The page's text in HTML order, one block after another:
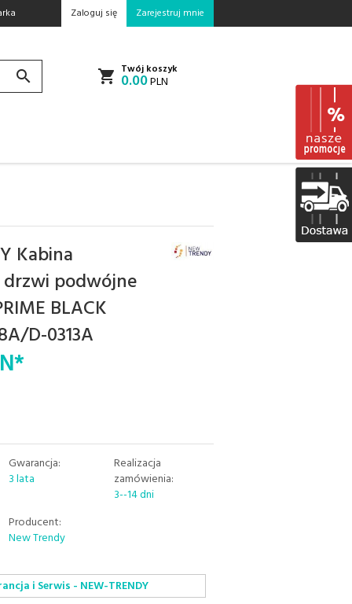
Zaloguj się Zarejestruj mnie
Twój koszyk
0.00PLN
Kabina
podwójne
BLACK
D-0313A
Gwarancja:
3 lata
Realizacja
zamówienia:
3--14 dni
Producent:
New Trendy
i Serwis - NEW-TRENDY